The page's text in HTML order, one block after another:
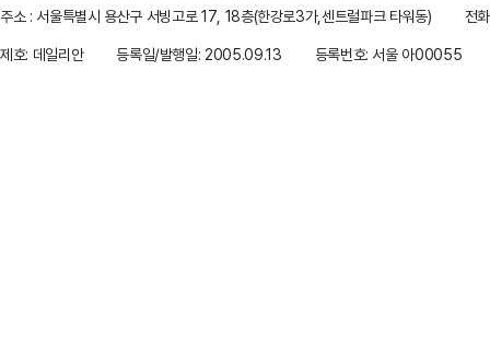
주소 : 서울특별시 용산구 서빙고로 17, 18층(한강로3가,센트럴파크 타워동)
전
제호: 데일리안
등록일/발행일: 2005.09.13 등록번호: 서울 아00055